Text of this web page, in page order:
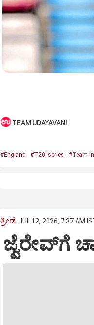
TEAM UDAYAVANI
#England #T20I series #Team
ಕ್ರೀಡೆ JUL 12, 2026, 7:37 AM
ಜ್ವೆರೇವ್‌ಗೆ